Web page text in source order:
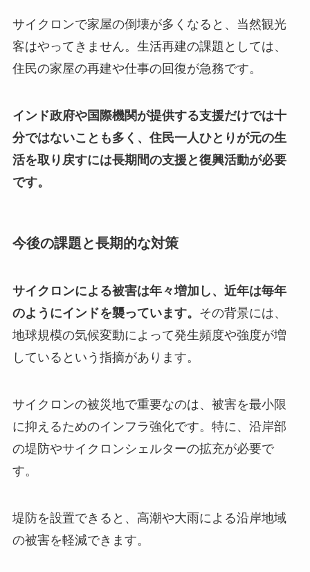
サイクロンで家屋の倒壊が多くなると、当然観光
客はやってきません。生活再建の課題としては、
住民の家屋の再建や仕事の回復が急務です。
インド政府や国際機関が提供する支援だけでは十
分ではないことも多く、住民一人ひとりが元の生
活を取り戻すには長期間の支援と復興活動が必要
です。
今後の課題と長期的な対策
サイクロンによる被害は年々増加し、近年は毎年
のようにインドを襲っています。 その背景には、
地球規模の気候変動によって発生頻度や強度が増
しているという指摘があります。
サイクロンの被災地で重要なのは、被害を最小限
に抑えるためのインフラ強化です。特に、沿岸部
の堤防やサイクロンシェルターの拡充が必要で
す。
堤防を設置できると、高潮や大雨による沿岸地域
の被害を軽減できます。